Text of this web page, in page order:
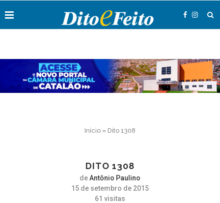
Início » Dito 1308
DITO 1308
deAntônio Paulino
15 de setembro de 2015
61 visitas